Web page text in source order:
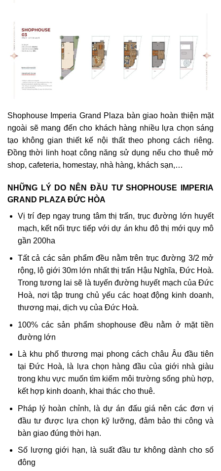
Shophouse Imperia Grand Plaza bàn giao hoàn thiện mặt
ngoài sẽ mang đến cho khách hàng nhiều lựa chọn sáng
tạo không gian thiết kế nội thất theo phong cách riêng.
Đồng thời linh hoạt công năng sử dụng nếu cho thuê mở
shop, cafeteria, homestay, nhà hàng, khách sạn,…
NHỮNG LÝ DO NÊN ĐẦU TƯ SHOPHOUSE IMPERIA
GRAND PLAZA ĐỨC HÒA
Vị trí đẹp ngay trung tâm thị trấn, trục đường lớn huyết
mạch, kết nối trực tiếp với dự án khu đô thị mới quy mô
gần 200ha
Tất cả các sản phẩm đều nằm trên trục đường 3/2 mở
rộng, lộ giới 30m lớn nhất thị trấn Hậu Nghĩa, Đức Hoà.
Trong tương lai sẽ là tuyến đường huyết mạch của Đức
Hoà, nơi tập trung chủ yếu các hoạt động kinh doanh,
thương mại, dịch vụ của Đức Hoà.
100% các sản phẩm shophouse đều nằm ở mặt tiền
đường lớn
Là khu phố thương mại phong cách châu Âu đầu tiên
tại Đức Hoà, là lựa chọn hàng đầu của giới nhà giàu
trong khu vực muốn tìm kiếm môi trường sống phù hợp,
kết hợp kinh doanh, khai thác cho thuê.
Pháp lý hoàn chỉnh, là dự án đấu giá nên các đơn vị
đầu tư được lựa chọn kỹ lưỡng, đảm bảo thi công và
bàn giao đúng thời hạn.
Số lượng giới hạn, là suất đầu tư không dành cho số
đông